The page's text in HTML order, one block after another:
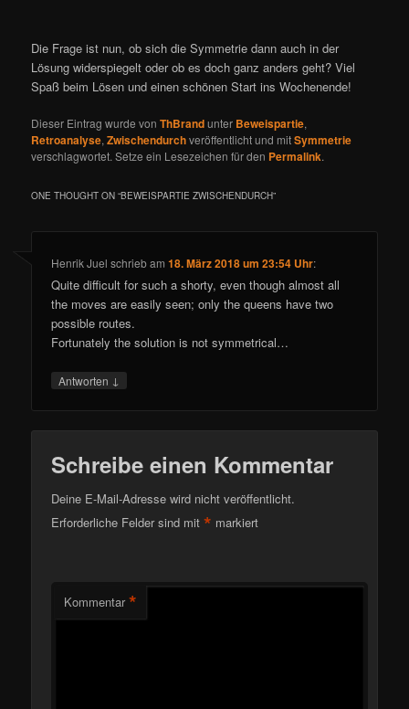
Die Frage ist nun, ob sich die Symmetrie dann auch in der
Lösung widerspiegelt oder ob es doch ganz anders geht? Viel
Spaß beim Lösen und einen schönen Start ins Wochenende!
Dieser Eintrag wurde vonThBrandunter Beweispartie,
Retroanalyse,Zwischendurchveröffentlicht und mitSymmetrie
verschlagwortet. Setze ein Lesezeichen für den Permalink.
ONE THOUGHT ON “BEWEISPARTIE ZWISCHENDURCH”
Henrik Juel schriebam18. März 2018 um 23:54 Uhr:
Quite difficult for such a shorty, even though almost all
the moves are easily seen; only the queens have two
possible routes.
Fortunately the solution is not symmetrical…
Antworten ↓
Schreibe einen Kommentar
Deine E-Mail-Adresse wird nicht veröffentlicht.
Erforderliche Felder sind mit* markiert
Kommentar *